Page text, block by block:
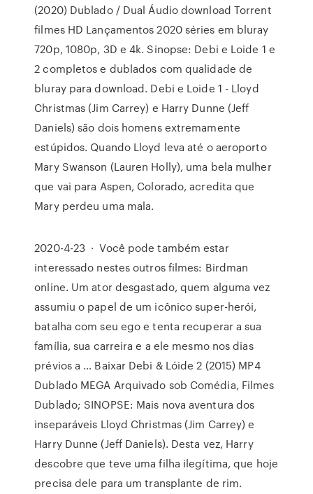
(2020) Dublado / Dual Áudio download Torrent
filmes HD Lançamentos 2020 séries em bluray
720p, 1080p, 3D e 4k. Sinopse: Debi e Loide 1 e
2 completos e dublados com qualidade de
bluray para download. Debi e Loide 1 - Lloyd
Christmas (Jim Carrey) e Harry Dunne (Jeff
Daniels) são dois homens extremamente
estúpidos. Quando Lloyd leva até o aeroporto
Mary Swanson (Lauren Holly), uma bela mulher
que vai para Aspen, Colorado, acredita que
Mary perdeu uma mala.
2020-4-23 · Você pode também estar
interessado nestes outros filmes: Birdman
online. Um ator desgastado, quem alguma vez
assumiu o papel de um icônico super-herói,
batalha com seu ego e tenta recuperar a sua
família, sua carreira e a ele mesmo nos dias
prévios a … Baixar Debi & Lóide 2 (2015) MP4
Dublado MEGA Arquivado sob Comédia, Filmes
Dublado; SINOPSE: Mais nova aventura dos
inseparáveis Lloyd Christmas (Jim Carrey) e
Harry Dunne (Jeff Daniels). Desta vez, Harry
descobre que teve uma filha ilegítima, que hoje
precisa dele para um transplante de rim.